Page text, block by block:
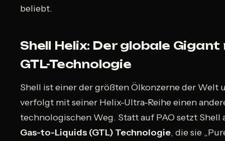
beliebt.
Shell Helix: Der globale
GTL-Technologie
Shell ist einer der größten Ölkonzerne der Welt
verfolgt mit seiner Helix-Ultra-Reihe einen
technologischen Weg. Statt auf PAO setzt Shell
Gas-to-Liquids (GTL) Technologie, die sie